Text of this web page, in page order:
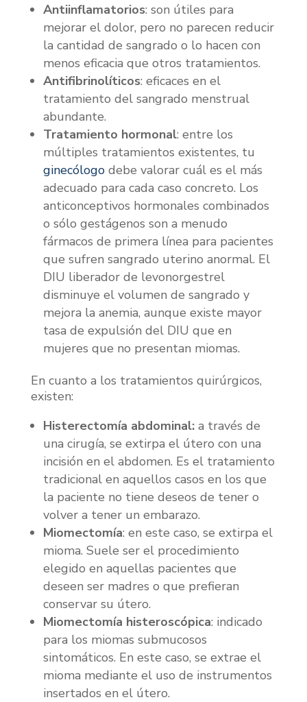
Antiinflamatorios: son útiles para
mejorar el dolor, pero no parecen reducir
la cantidad de sangrado o lo hacen con
menos eficacia que otros tratamientos.
Antifibrinolíticos: eficaces en el
tratamiento del sangrado menstrual
abundante.
Tratamiento hormonal: entre los
múltiples tratamientos existentes, tu
ginecólogodebe valorar cuál es el más
adecuado para cada caso concreto. Los
anticonceptivos hormonales combinados
o sólo gestágenos son a menudo
fármacos de primera línea para pacientes
que sufren sangrado uterino anormal. El
DIU liberador de levonorgestrel
disminuye el volumen de sangrado y
mejora la anemia, aunque existe mayor
tasa de expulsión del DIU que en
mujeres que no presentan miomas.
En cuanto a los tratamientos quirúrgicos,
existen:
Histerectomía abdominal:a través de
una cirugía, se extirpa el útero con una
incisión en el abdomen. Es el tratamiento
tradicional en aquellos casos en los que
la paciente no tiene deseos de tener o
volver a tener un embarazo.
Miomectomía: en este caso, se extirpa el
mioma. Suele ser el procedimiento
elegido en aquellas pacientes que
deseen ser madres o que prefieran
conservar su útero.
Miomectomía histeroscópica: indicado
para los miomas submucosos
sintomáticos. En este caso, se extrae el
mioma mediante el uso de instrumentos
insertados en el útero.